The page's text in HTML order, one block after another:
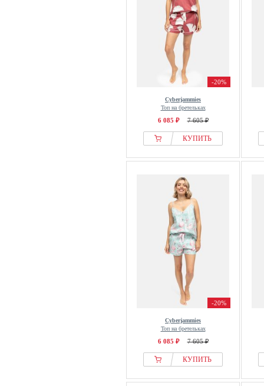
-20%
Cyberjammies
Топ на бретельках
6 085 ₽ 7 605 ₽
КУПИТЬ
-20%
Cyberjammies
Топ на бретельках
6 085 ₽ 7 605 ₽
КУПИТЬ